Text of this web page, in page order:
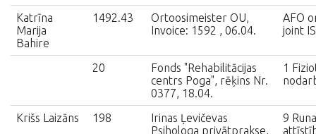
Katrīna
Marija
Bahire
1492.43
Ortoosimeister OU,
Invoice: 1592 , 06.04.
AFO
joint
20
Fonds "Rehabilitācijas
centrs Poga", rēķins Nr.
0377, 18.04.
1
Krišs Laizāns 198
Irinas Ļevičevas
Psihologa privātprakse,
9